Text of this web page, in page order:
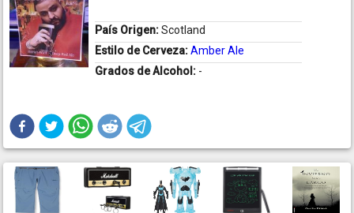
País Origen:Scotland
Estilo de Cerveza:Amber Ale
Grados de Alcohol: -